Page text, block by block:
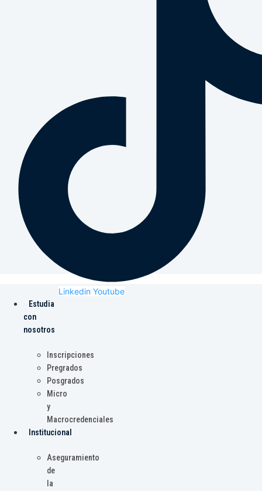
Linkedin Youtube
Estudia
con
nosotros
Inscripciones
Pregrados
Posgrados
Micro
y
Macrocredenciales
Institucional
Aseguramiento
de
la